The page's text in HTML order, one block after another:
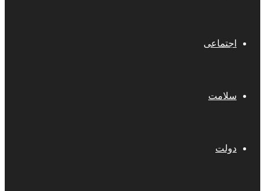
اجتماعی
سلامت
دولت